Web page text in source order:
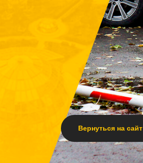
Вернуться на сайт